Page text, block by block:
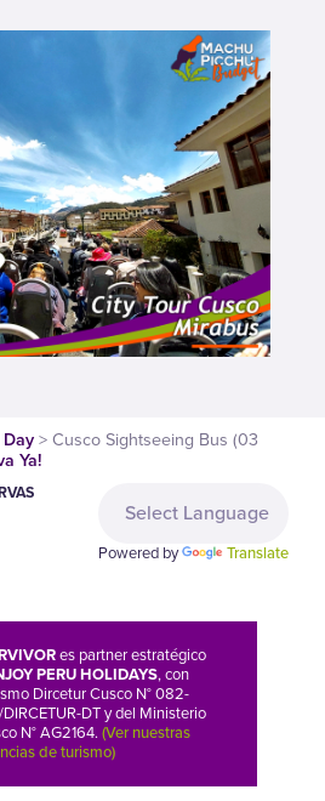
>Cusco Sightseeing Bus (03
Ya!
Powered by Translate
es partner estratégico
PERU HOLIDAYS, con
Dircetur Cusco N° 082-
DT y del Ministerio
N° AG2164. (Ver nuestras
de turismo)